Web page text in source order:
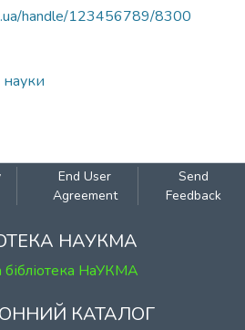
handle/123456789/8300
End User
Agreement
Send
Feedback
НАУКМА
бібліотека НаУКМА
КАТАЛОГ